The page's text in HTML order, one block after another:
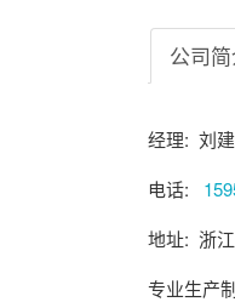
公司
经理: 刘
电话:
地址: 浙
专业生产